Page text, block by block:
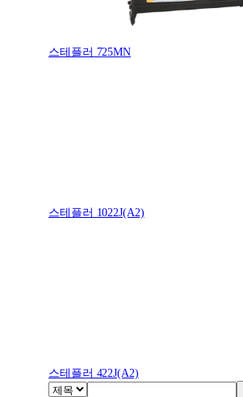
스테플러 725MN
스테플러 1022J(A2)
스테플러 422J(A2)